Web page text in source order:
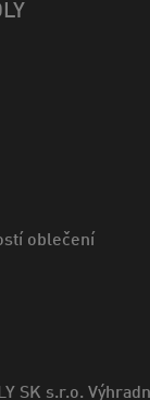
oblečení
SK s.r.o.